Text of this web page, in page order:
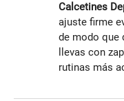
Calcetines
ajuste firme
de modo que
llevas con
rutinas más